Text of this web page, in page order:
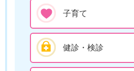
子育て
健診・検診